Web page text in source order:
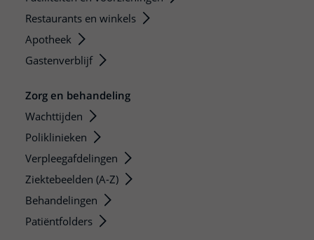
Restaurants en winkels
Apotheek
Gastenverblijf
Zorg en behandeling
Wachttijden
Poliklinieken
Verpleegafdelingen
Ziektebeelden (A-Z)
Behandelingen
Patiëntfolders